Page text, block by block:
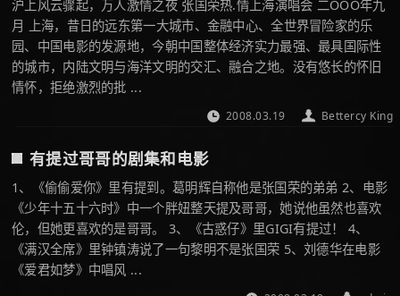
沪上风云骤起，万人激情之夜 张国荣热.情上海演唱会 二OOO年九
月 上海，昔日的远东第一大城市、金融中心、全世界冒险家的乐
园、中国电影的发源地，今朝中国整体经济实力最强、最具国际性
的城市，内陆文明与海洋文明的交汇、融合之地。没有悠长的怀旧
情怀，拒绝激烈的批 ...
Bettercy King
2008.03.19
有提过哥哥的剧集和电影
1、《偷偷爱你》里有提到。葛明辉自称他是张国荣的弟弟 2、电影
《少年十五十六时》中一个胖妞整天提及哥哥，她说他虽然也喜欢
伦，但她更喜欢的是哥哥。 3、《古惑仔》里GIGI有提过！ 4、
《满汉全席》里钟镇涛说了一句黎明不是张国荣 5、刘德华在电影
《爱君如梦》中唱风 ...